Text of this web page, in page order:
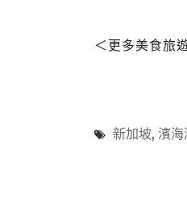
＜更多美食旅
新加坡, 濱海